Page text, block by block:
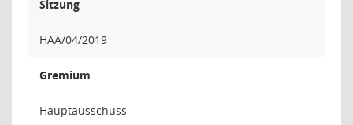
Sitzung
HAA/04/2019
Gremium
Hauptausschuss